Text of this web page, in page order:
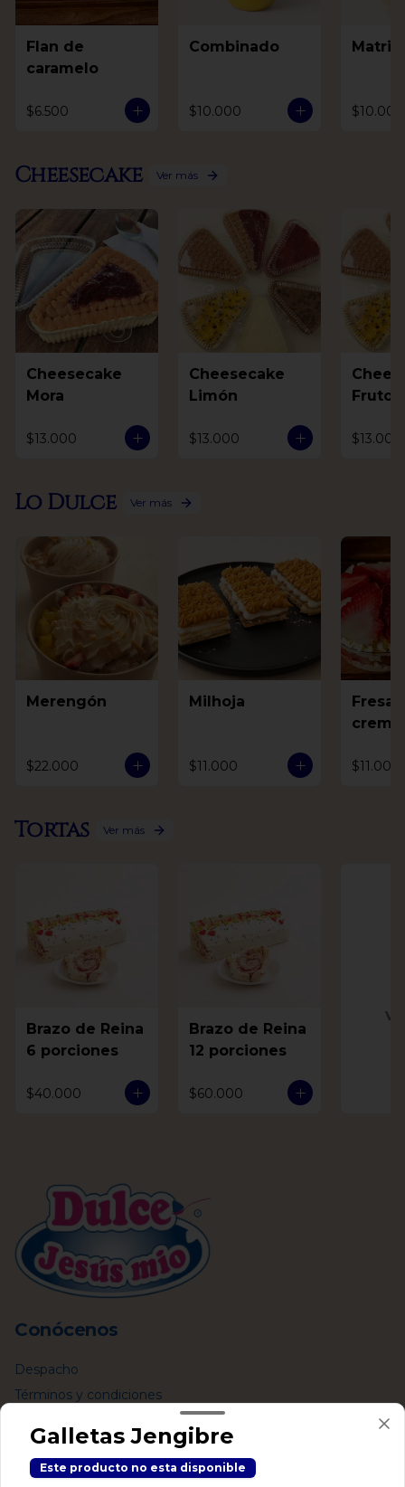
Flan de
caramelo
$6.500
Combinado
$10.000 $10.000
Cheesecake Ver más
Cheesecake
Mora
$13.000
Cheesecake
Limón
$13.000
Frutos
$13.000
Lo Dulce Ver más
Merengón
$22.000
Milhoja
$11.000
crema
$11.000
Tortas Ver más
Brazo de Reina
6 porciones
$40.000
Brazo de Reina
12 porciones
$60.000
Conócenos
Despacho
Términos y condiciones
Redes sociales
Galletas Jengibre
Este producto no esta disponible